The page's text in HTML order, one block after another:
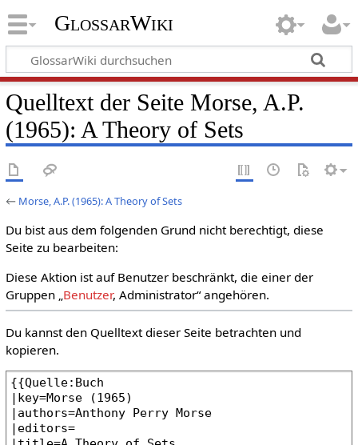
GlossarWiki
Quelltext der Seite Morse, A.P.
(1965): A Theory of Sets
← Morse, A.P. (1965): A Theory of Sets
Du bist aus dem folgenden Grund nicht berechtigt, diese
Seite zu bearbeiten:
Diese Aktion ist auf Benutzer beschränkt, die einer der
Gruppen „Benutzer, Administrator“ angehören.
Du kannst den Quelltext dieser Seite betrachten und
kopieren.